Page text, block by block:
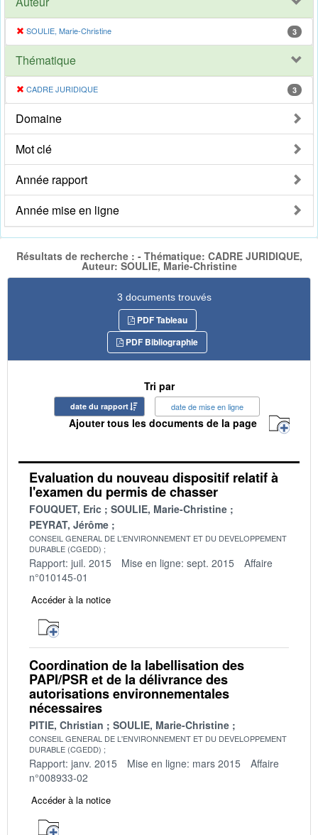
SOULIE, Marie-Christine 3
Thématique
CADRE JURIDIQUE 3
Domaine
Mot clé
Année rapport
Année mise en ligne
Résultats de recherche : - Thématique: CADRE JURIDIQUE,
Auteur: SOULIE, Marie-Christine
3 documents trouvés
PDF Tableau
PDF Bibliographie
Tri par
date du rapport date de mise en ligne
Ajouter tous les documents de la page
Evaluation du nouveau dispositif relatif à
l'examen du permis de chasser
FOUQUET, Eric
SOULIE, Marie-Christine
PEYRAT, Jérôme
CONSEIL GENERAL DE L'ENVIRONNEMENT ET DU DEVELOPPEMENT
DURABLE (CGEDD)
Rapport: juil. 2015 Mise en ligne: sept. 2015
Affaire
n°010145-01
Accéder à la notice
Coordination de la labellisation des
PAPI/PSR et de la délivrance des
autorisations environnementales
nécessaires
PITIE, Christian SOULIE, Marie-Christine
CONSEIL GENERAL DE L'ENVIRONNEMENT ET DU DEVELOPPEMENT
DURABLE (CGEDD)
Rapport: janv. 2015 Mise en ligne: mars 2015
Affaire
n°008933-02
Accéder à la notice